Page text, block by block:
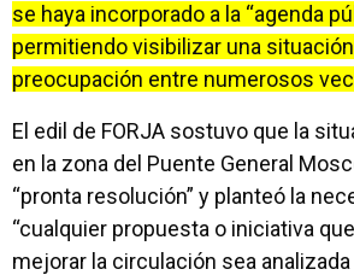
se haya incorporado a la “agenda
permitiendo visibilizar una
preocupación entre numerosos
El edil de FORJA sostuvo que la
en la zona del Puente General
“pronta resolución” y planteó la
“cualquier propuesta o iniciativa
mejorar la circulación sea